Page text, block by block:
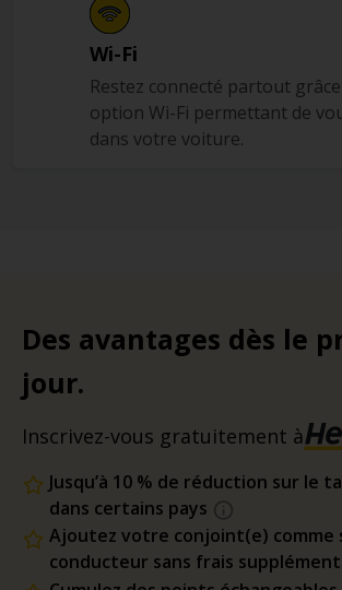
Wi-Fi
Restez connecté partout
option Wi-Fi permettant de
dans votre voiture.
Des avantages dès le
jour.
Inscrivez-vous gratuitement à
Jusqu’à 10 % de réduction sur le
dans certains pays
Ajoutez votre conjoint(e) comme
conducteur sans frais